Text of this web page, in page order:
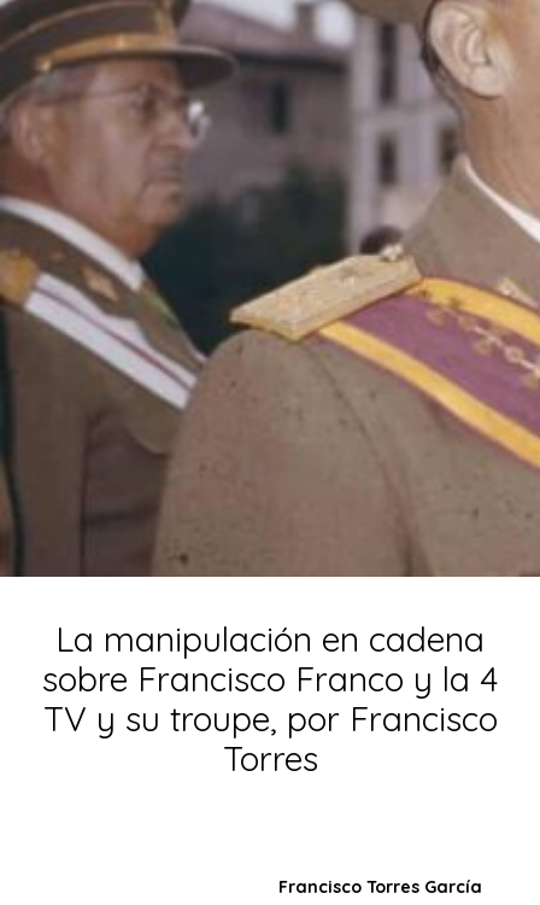
La manipulación en cadena
sobre Francisco Franco y la 4
TV y su troupe, por Francisco
Torres
Francisco Torres García